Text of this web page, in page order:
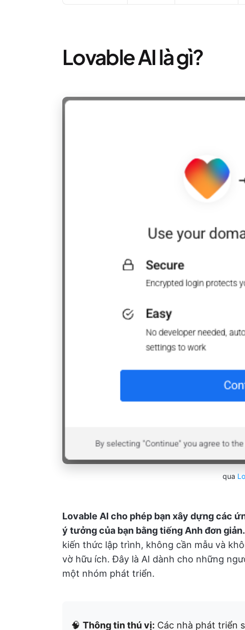
Lovable AI là gì?
qua
Lovable AI cho phép bạn xây dựng các
ý tưởng của bạn bằng tiếng Anh đơn
kiến thức lập trình, không cần mẫu và
vờ hữu ích. Đây là AI dành cho những
một nhóm phát triển.
🧠 Thông tin thú vị: Các nhà phát triển